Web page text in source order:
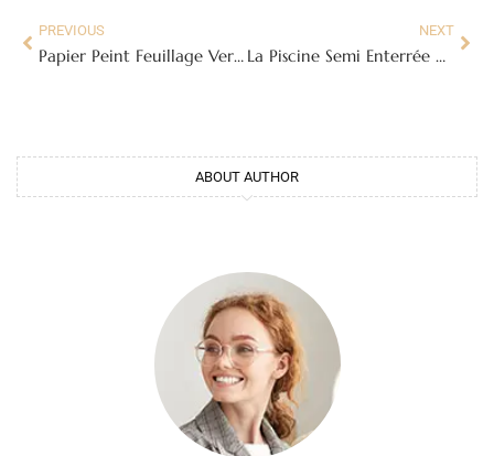
PREVIOUS
Papier Peint Feuillage Vert : Une Bouffée d’Air Frais pour Votre Intérieur
NEXT
La Piscine Semi Enterrée Composite : L’alliance parfaite entre Esthétique, Durabilité et Accessibilité
ABOUT AUTHOR